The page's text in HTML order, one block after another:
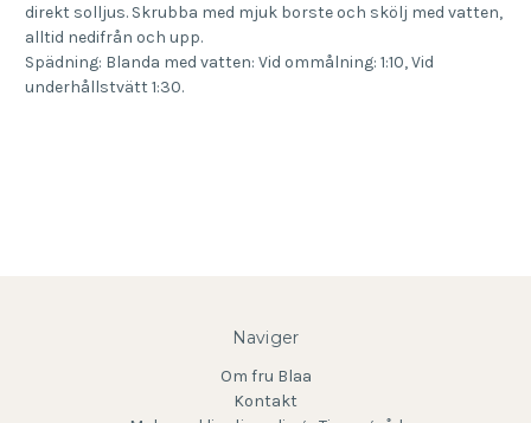
direkt solljus. Skrubba med mjuk borste och skölj med vatten,
alltid nedifrån och upp.
Spädning: Blanda med vatten: Vid ommålning: 1:10, Vid
underhållstvätt 1:30.
Naviger
Om fru Blaa
Kontakt